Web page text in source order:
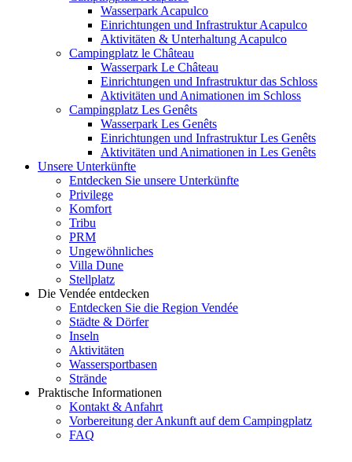
Wasserpark Acapulco
Einrichtungen und Infrastruktur Acapulco
Aktivitäten & Unterhaltung Acapulco
Campingplatz le Château
Wasserpark Le Château
Einrichtungen und Infrastruktur das Schloss
Aktivitäten und Animationen im Schloss
Campingplatz Les Genêts
Wasserpark Les Genêts
Einrichtungen und Infrastruktur Les Genêts
Aktivitäten und Animationen in Les Genêts
Unsere Unterkünfte
Entdecken Sie unsere Unterkünfte
Privilege
Komfort
Tribu
PRM
Ungewöhnliches
Villa Dune
Stellplatz
Die Vendée entdecken
Entdecken Sie die Region Vendée
Städte & Dörfer
Inseln
Aktivitäten
Wassersportbasen
Strände
Praktische Informationen
Kontakt & Anfahrt
Vorbereitung der Ankunft auf dem Campingplatz
FAQ